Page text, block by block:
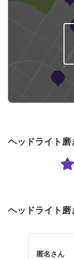
ヘッドライト
ヘッドライト磨
匿名さん